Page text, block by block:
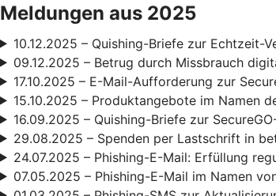
Meldungen aus 2025
10.12.2025 – Quishing-Briefe zur Echtzeit-
09.12.2025 – Betrug durch Missbrauch
17.10.2025 – E-Mail-Aufforderung zur
15.10.2025 – Produktangebote im Namen
16.09.2025 – Quishing-Briefe zur
29.08.2025 – Spenden per Lastschrift in
24.07.2025 – Phishing-E-Mail: Erfüllung
07.05.2025 – Phishing-E-Mail im Namen